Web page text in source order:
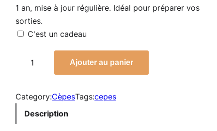
1 an, mise à jour régulière. Idéal pour préparer vos
sorties.
C'est un cadeau
n
Ajouter au panier
Category:CèpesTags:cepes
Description